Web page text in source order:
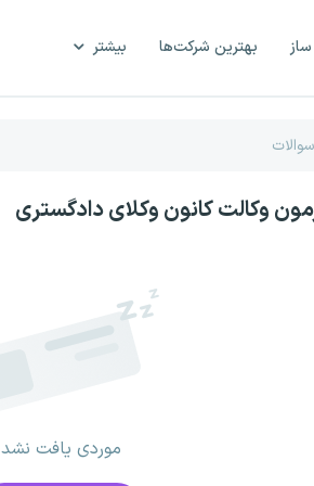
بهترین شرکت‌ها بیشتر
وکالت کانون وکلای دادگستری
موردی یافت نشد